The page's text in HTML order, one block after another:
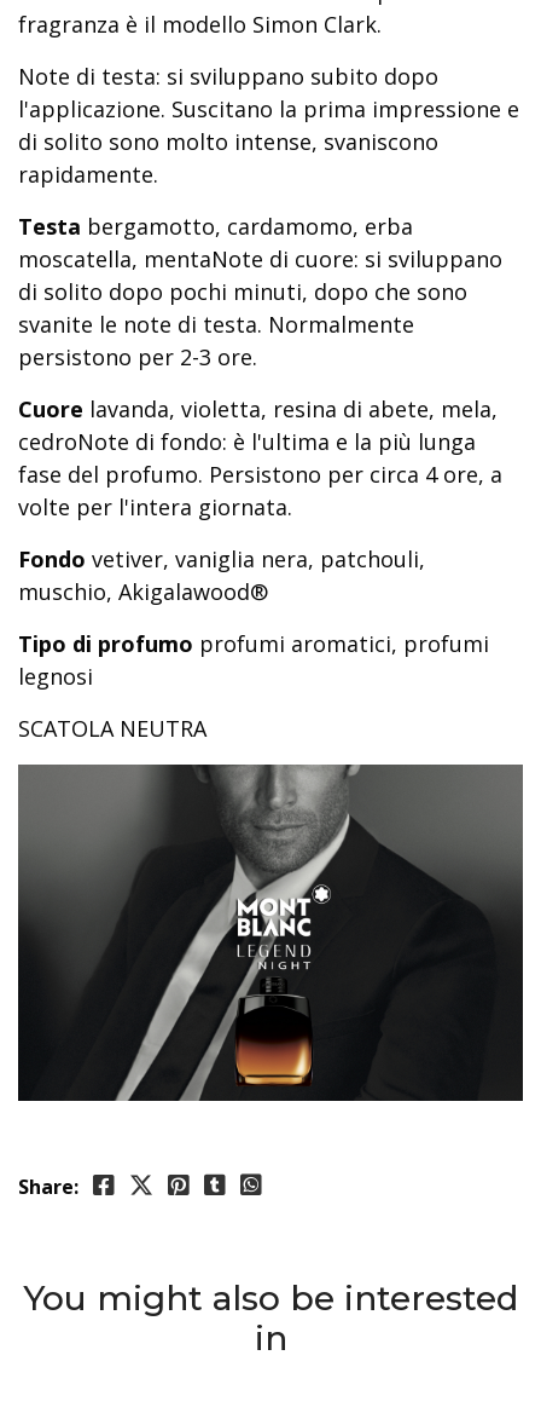
fragranza è il modello Simon Clark.
Note di testa: si sviluppano subito dopo
l'applicazione. Suscitano la prima impressione e
di solito sono molto intense, svaniscono
rapidamente.
Testa bergamotto, cardamomo, erba
moscatella, mentaNote di cuore: si sviluppano
di solito dopo pochi minuti, dopo che sono
svanite le note di testa. Normalmente
persistono per 2-3 ore.
Cuore lavanda, violetta, resina di abete, mela,
cedroNote di fondo: è l'ultima e la più lunga
fase del profumo. Persistono per circa 4 ore, a
volte per l'intera giornata.
Fondo vetiver, vaniglia nera, patchouli,
muschio, Akigalawood®
Tipo di profumo profumi aromatici, profumi
legnosi
SCATOLA NEUTRA
Share:
You might also be interested
in